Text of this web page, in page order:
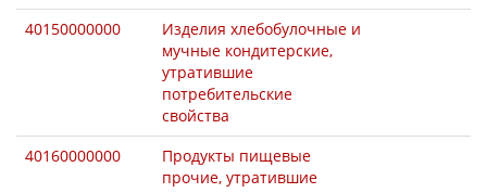
40150000000
Изделия хлебобулочные и
мучные кондитерские,
утратившие
потребительские
свойства
40160000000
Продукты пищевые
прочие, утратившие